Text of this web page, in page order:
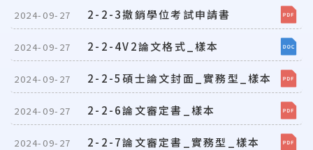
2024-09-27 2-2-3撤銷學位考試申請書
2024-09-27 2-2-4V2論文格式_樣本
2024-09-27 2-2-5碩士論文封面_實務型_樣本
2024-09-27 2-2-6論文審定書_樣本
2024-09-27 2-2-7論文審定書_實務型_樣本